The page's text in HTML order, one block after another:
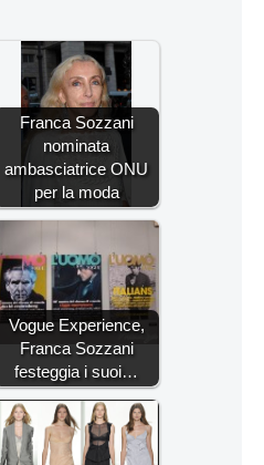
Franca Sozzani
nominata
ambasciatrice ONU
per la moda
Vogue Experience,
Franca Sozzani
festeggia i suoi…